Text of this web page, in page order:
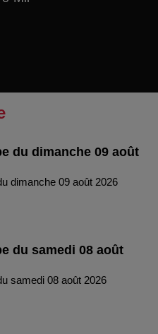
du dimanche 09 août
dimanche 09 août 2026
du samedi 08 août
samedi 08 août 2026